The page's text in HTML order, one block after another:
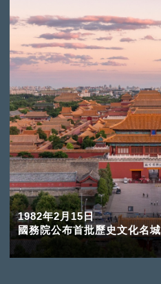
1982年2月15日
國務院公布首批歷史文化名城